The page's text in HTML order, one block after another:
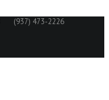
(937) 473-2226